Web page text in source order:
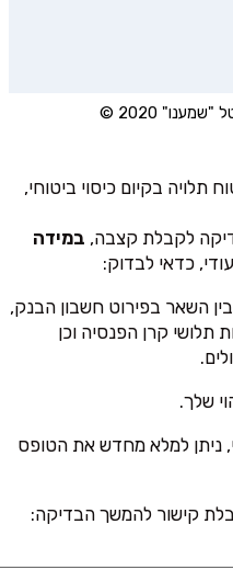
2020 ©
בקיום כיסוי ביטוחי,
לקבלת קצבה, במידה
כדאי לבדוק:
השאר בפירוט חשבון הבנק,
תלושי קרן הפנסיה וכן
שלך.
ניתן למלא מחדש את הטופס
קישור להמשך הבדיקה: